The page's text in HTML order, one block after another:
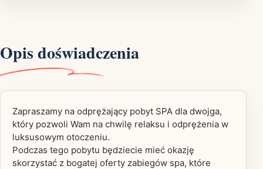
Opis doświadczenia
Zapraszamy na odprężający pobyt SPA dla dwojga,
który pozwoli Wam na chwilę relaksu i odprężenia w
luksusowym otoczeniu.
Podczas tego pobytu będziecie mieć okazję
skorzystać z bogatej oferty zabiegów spa, które